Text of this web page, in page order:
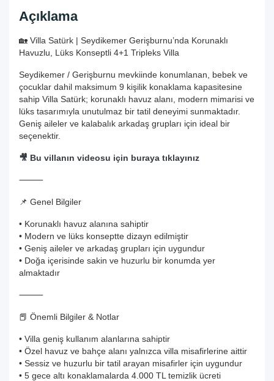
Açıklama
🏡 Villa Satürk | Seydikemer Gerişburnu’nda Korunaklı
Havuzlu, Lüks Konseptli 4+1 Tripleks Villa
Seydikemer / Gerişburnu mevkiinde konumlanan, bebek ve
çocuklar dahil maksimum 9 kişilik konaklama kapasitesine
sahip Villa Satürk; korunaklı havuz alanı, modern mimarisi ve
lüks tasarımıyla unutulmaz bir tatil deneyimi sunmaktadır.
Geniş aileler ve kalabalık arkadaş grupları için ideal bir
seçenektir.
🎥 Bu villanın videosu için buraya tıklayınız
⸻
📌 Genel Bilgiler
• Korunaklı havuz alanına sahiptir
• Modern ve lüks konseptte dizayn edilmiştir
• Geniş aileler ve arkadaş grupları için uygundur
• Doğa içerisinde sakin ve huzurlu bir konumda yer
almaktadır
⸻
📕 Önemli Bilgiler & Notlar
• Villa geniş kullanım alanlarına sahiptir
• Özel havuz ve bahçe alanı yalnızca villa misafirlerine aittir
• Sessiz ve huzurlu bir tatil arayan misafirler için uygundur
• 5 gece altı konaklamalarda 4.000 TL temizlik ücreti